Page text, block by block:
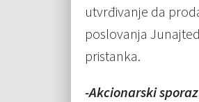
utvrđivanje da
poslovanja
pristanka.
-Akcionarski